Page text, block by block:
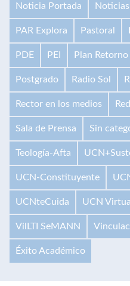
Noticia Portada Noticias
PAR Explora Pastoral
PDE PEI Plan
Postgrado Radio Sol
Rector en los medios
Sala de Prensa Sin
Teología-Afta
UCN-Constituyente
UCNteCuida UCN
VilLTI SeMANN
Éxito Académico